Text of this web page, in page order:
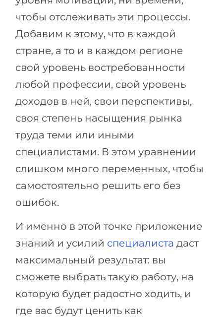
чтобы отслеживать эти процессы.
Добавим к этому, что в каждой
стране, а то и в каждом регионе
свой уровень востребованности
любой профессии, свой уровень
доходов в ней, свои перспективы,
своя степень насыщения рынка
труда теми или иными
специалистами. В этом уравнении
слишком много переменных, чтобы
самостоятельно решить его без
ошибок.
И именно в этой точке приложение
знаний и усилий специалиста даст
максимальный результат: вы
сможете выбрать такую работу, на
которую будет радостно ходить, и
где вас будут ценить как